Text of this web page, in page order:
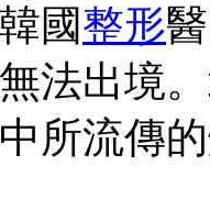
國整形
法出境
所流傳